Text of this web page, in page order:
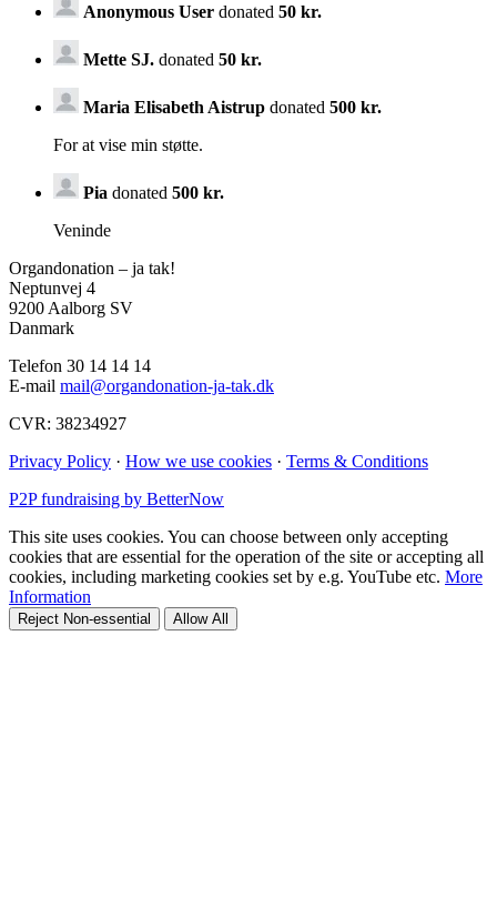
Anonymous User donated 50 kr.
Mette SJ. donated 50 kr.
Maria Elisabeth Aistrup donated 500 kr.
For at vise min støtte.
Pia donated 500 kr.
Veninde
Organdonation – ja tak!
Neptunvej 4
9200 Aalborg SV
Danmark
Telefon 30 14 14 14
E-mail mail@organdonation-ja-tak.dk
CVR: 38234927
Privacy Policy · How we use cookies · Terms & Conditions
P2P fundraising by BetterNow
This site uses cookies. You can choose between only accepting
cookies that are essential for the operation of the site or accepting all
cookies, including marketing cookies set by e.g. YouTube etc. More
Information
Reject Non-essential Allow All